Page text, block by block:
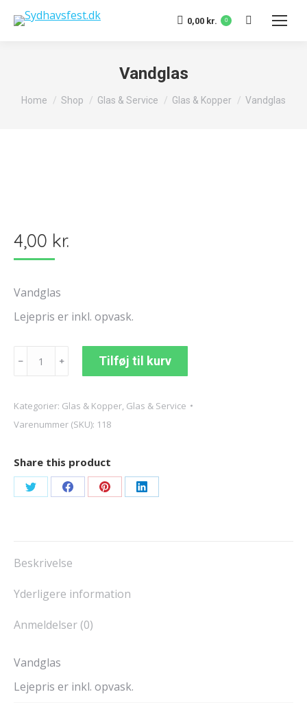
0,00 kr. 0 Search:
Vandglas
You are here:
Home Shop Glas & Service Glas & Kopper Vandglas
4,00 kr.
Vandglas
​Lejepris er inkl. opvask.
﹣ ﹢ Tilføj til kurv
Kategorier: Glas & Kopper, Glas & Service
Varenummer (SKU): 118
Share this product
Share Share Share Share
Beskrivelse
Yderligere information
Anmeldelser (0)
Vandglas
​Lejepris er inkl. opvask.